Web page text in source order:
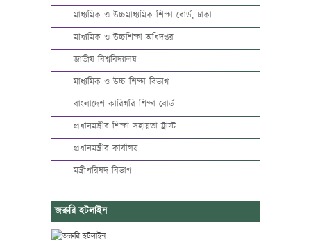
মাধ্যমিক ও উচ্চমাধ্যমিক শিক্ষা বোর্ড, ঢাকা
মাধ্যমিক ও উচ্চশিক্ষা অধিদপ্তর
জাতীয় বিশ্ববিদ্যালয়
মাধ্যমিক ও উচ্চ শিক্ষা বিভাগ
বাংলাদেশ কারিগরি শিক্ষা বোর্ড
প্রধানমন্ত্রীর শিক্ষা সহায়তা ট্রাস্ট
প্রধানমন্ত্রীর কার্যালয়
মন্ত্রীপরিষদ বিভাগ
জরুরি হটলাইন